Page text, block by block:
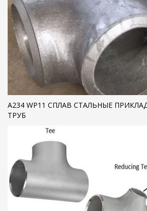
A234 WP11 СПЛАВ СТАЛЬНЫЕ
ТРУБ